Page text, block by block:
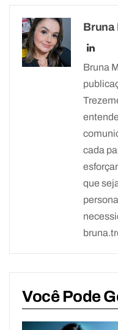
Bruna
Bruna
cada
que
Você Pode